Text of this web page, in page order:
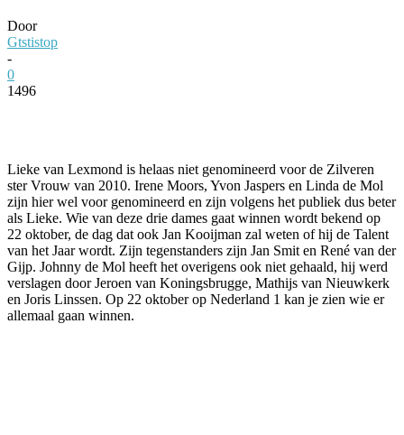
Door
Gtstistop
-
0
1496
Lieke van Lexmond is helaas niet genomineerd voor de Zilveren
ster Vrouw van 2010. Irene Moors, Yvon Jaspers en Linda de Mol
zijn hier wel voor genomineerd en zijn volgens het publiek dus beter
als Lieke. Wie van deze drie dames gaat winnen wordt bekend op
22 oktober, de dag dat ook Jan Kooijman zal weten of hij de Talent
van het Jaar wordt. Zijn tegenstanders zijn Jan Smit en René van der
Gijp. Johnny de Mol heeft het overigens ook niet gehaald, hij werd
verslagen door Jeroen van Koningsbrugge, Mathijs van Nieuwkerk
en Joris Linssen. Op 22 oktober op Nederland 1 kan je zien wie er
allemaal gaan winnen.